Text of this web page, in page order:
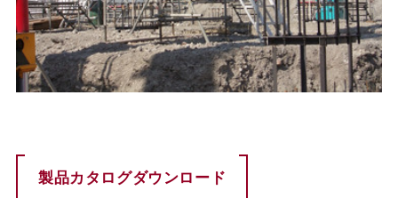
製品カタログダウンロード